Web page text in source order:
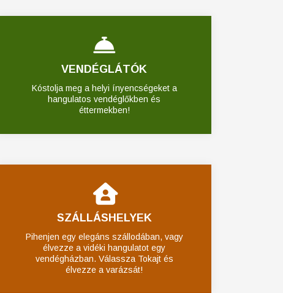
VENDÉGLÁTÓK
Kóstolja meg a helyi ínyencségeket a
hangulatos vendéglőkben és
éttermekben!
SZÁLLÁSHELYEK
Pihenjen egy elegáns szállodában, vagy
élvezze a vidéki hangulatot egy
vendégházban. Válassza Tokajt és
élvezze a varázsát!